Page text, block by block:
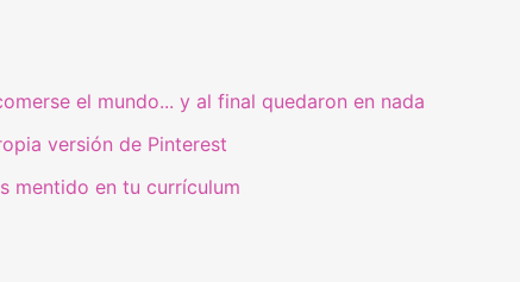
el mundo... y al final quedaron en nada
versión de Pinterest
mentido en tu currículum